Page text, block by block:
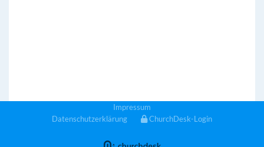
Impressum
Datenschutzerklärung
ChurchDesk-Login